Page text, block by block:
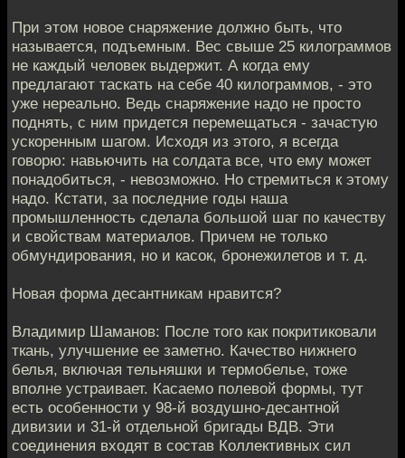
При этом новое снаряжение должно быть, что
называется, подъемным. Вес свыше 25 килограммов
не каждый человек выдержит. А когда ему
предлагают таскать на себе 40 килограммов, - это
уже нереально. Ведь снаряжение надо не просто
поднять, с ним придется перемещаться - зачастую
ускоренным шагом. Исходя из этого, я всегда
говорю: навьючить на солдата все, что ему может
понадобиться, - невозможно. Но стремиться к этому
надо. Кстати, за последние годы наша
промышленность сделала большой шаг по качеству
и свойствам материалов. Причем не только
обмундирования, но и касок, бронежилетов и т. д.
Новая форма десантникам нравится?
Владимир Шаманов: После того как покритиковали
ткань, улучшение ее заметно. Качество нижнего
белья, включая тельняшки и термобелье, тоже
вполне устраивает. Касаемо полевой формы, тут
есть особенности у 98-й воздушно-десантной
дивизии и 31-й отдельной бригады ВДВ. Эти
соединения входят в состав Коллективных сил